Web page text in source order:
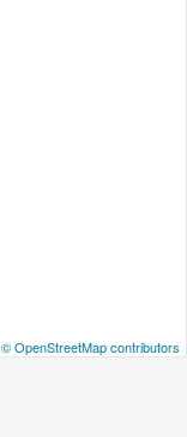
© OpenStreetMap contributors